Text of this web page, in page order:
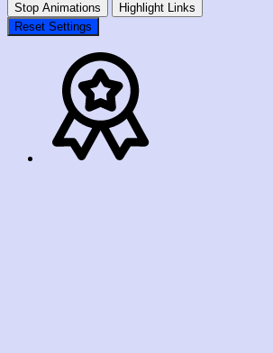
Stop Animations
Highlight Links
Reset Settings